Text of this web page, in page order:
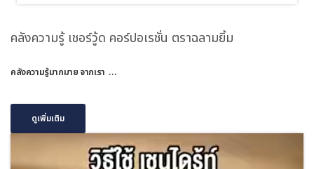
คลังความรู้ เชอร์วู้ด คอร์ปอเรชั่น ตราฉลามยิ้ม
คลังความรู้มากมาย จากเรา …
ดูเพิ่มเติม